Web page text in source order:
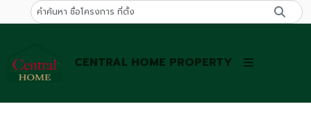
CENTRAL HOME PROPERTY